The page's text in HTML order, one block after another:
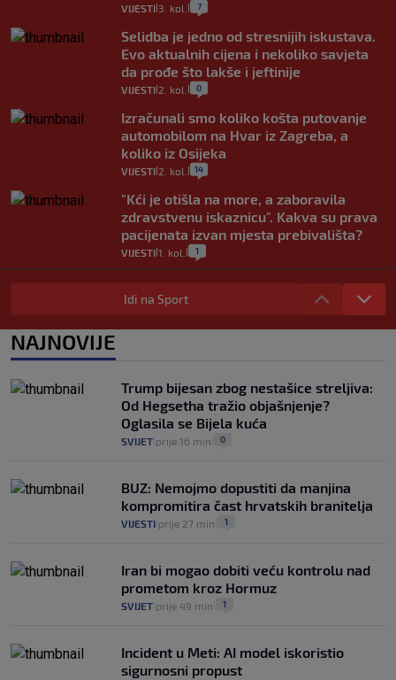
VIJESTI 3. kol. 7
Selidba je jedno od stresnijih iskustava.
Evo aktualnih cijena i nekoliko savjeta
da prođe što lakše i jeftinije
VIJESTI 2. kol. 0
Izračunali smo koliko košta putovanje
automobilom na Hvar iz Zagreba, a
koliko iz Osijeka
VIJESTI 2. kol. 14
"Kći je otišla na more, a zaboravila
zdravstvenu iskaznicu". Kakva su prava
pacijenata izvan mjesta prebivališta?
VIJESTI 1. kol. 1
Provjerili smo "što ćemo onda" ako
Plenković na 15 dana ukine mjere: "Ne bi
se dogodilo ništa. Vlada se zaljubila u te
intervencije"
Analitičar o Mostu: Oni su u yin-yang
poziciji i imaju drugog najpoznatijeg
bravara u povijesti Hrvatske
VIJESTI 16
Idi na Sport
NAJNOVIJE
Trump bijesan zbog nestašice streljiva:
Od Hegsetha tražio objašnjenje?
Oglasila se Bijela kuća
SVIJET prije 16 min 0
BUZ: Nemojmo dopustiti da manjina
kompromitira čast hrvatskih branitelja
VIJESTI prije 27 min 1
Iran bi mogao dobiti veću kontrolu nad
prometom kroz Hormuz
SVIJET prije 49 min 1
Incident u Meti: AI model iskoristio
sigurnosni propust